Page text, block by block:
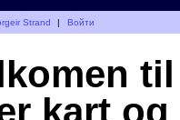
Strand | Войти
kart